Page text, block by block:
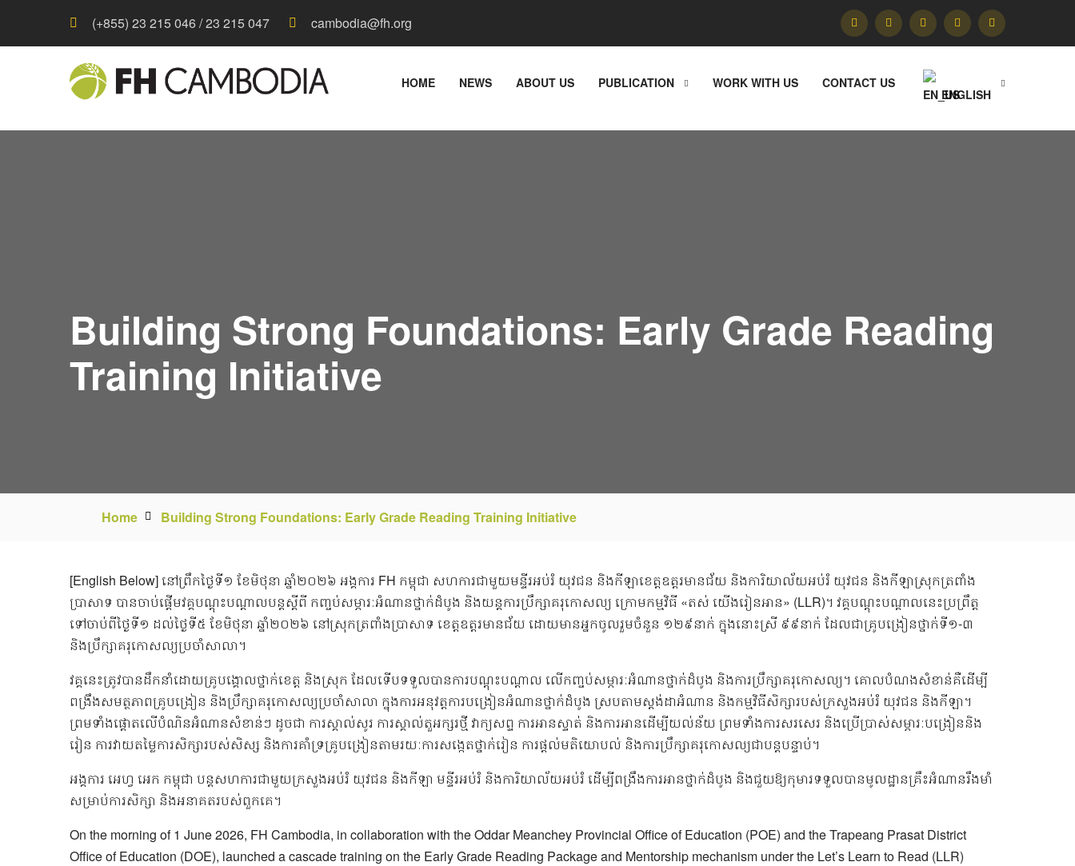
(+855) 23 215 046 / 23 215 047 cambodia@fh.org
HOME NEWS ABOUT US PUBLICATION WORK WITH US CONTACT US
ENGLISH
Building Strong Foundations: Early Grade Reading
Training Initiative
Home Building Strong Foundations: Early Grade Reading Training Initiative
[English Below] នៅព្រឹកថ្ងៃទី១ ខែមិថុនា ឆ្នាំ២០២៦ អង្គការ FH កម្ពុជា សហការជាមួយមន្ទីរអប់រំ យុវជន និងកីឡាខេត្តឧត្តរមានជ័យ និងការិយាល័យអប់រំ យុវជន និងកីឡាស្រុកត្រពាំង
ប្រាសាទ បានចាប់ផ្តើមវគ្គបណ្តុះបណ្តាលបន្តស្តីពី កញ្ចប់សម្ភារៈអំណានថ្នាក់ដំបូង និងយន្តការប្រឹក្សាគរុកោសល្យ ក្រោមកម្មវិធី «តស់ យើងរៀនអាន» (LLR)។ វគ្គបណ្តុះបណ្តាលនេះប្រព្រឹត្ត
ទៅចាប់ពីថ្ងៃទី១ ដល់ថ្ងៃទី៥ ខែមិថុនា ឆ្នាំ២០២៦ នៅស្រុកត្រពាំងប្រាសាទ ខេត្តឧត្តរមានជ័យ ដោយមានអ្នកចូលរួមចំនួន ១២៩នាក់ ក្នុងនោះស្រី ៩៩នាក់ ដែលជាគ្រូបង្រៀនថ្នាក់ទី១-៣
និងប្រឹក្សាគរុកោសល្យប្រចាំសាលា។
វគ្គនេះត្រូវបានដឹកនាំដោយគ្រូបង្គោលថ្នាក់ខេត្ត និងស្រុក ដែលទើបទទួលបានការបណ្តុះបណ្តាល លើកញ្ចប់សម្ភារៈអំណានថ្នាក់ដំបូង និងការប្រឹក្សាគរុកោសល្យ។ គោលបំណងសំខាន់គឺដើម្បី
ពង្រឹងសមត្ថភាពគ្រូបង្រៀន និងប្រឹក្សាគរុកោសល្យប្រចាំសាលា ក្នុងការអនុវត្តការបង្រៀនអំណានថ្នាក់ដំបូង ស្របតាមស្តង់ដាអំណាន និងកម្មវិធីសិក្សារបស់ក្រសួងអប់រំ យុវជន និងកីឡា។
ព្រមទាំងផ្តោតលើបំណិនអំណានសំខាន់ៗ ដូចជា ការស្គាល់សូរ ការស្គាល់តួអក្សរថ្មី វាក្យសព្ទ ការអានស្ទាត់ និងការអានដើម្បីយល់ន័យ ព្រមទាំងការសរសេរ និងប្រើប្រាស់សម្ភារៈបង្រៀននិង
រៀន ការវាយតម្លៃការសិក្សារបស់សិស្ស និងការគាំទ្រគ្រូបង្រៀនតាមរយៈការសង្កេតថ្នាក់រៀន ការផ្តល់មតិយោបល់ និងការប្រឹក្សាគរុកោសល្យជាបន្តបន្ទាប់។
អង្គការ អេហ្វ អេក កម្ពុជា បន្តសហការជាមួយក្រសួងអប់រំ យុវជន និងកីឡា មន្ទីរអប់រំ និងការិយាល័យអប់រំ ដើម្បីពង្រឹងការអានថ្នាក់ដំបូង និងជួយឱ្យកុមារទទួលបានមូលដ្ឋានគ្រឹះអំណានរឹងមាំ
សម្រាប់ការសិក្សា និងអនាគតរបស់ពួកគេ។
On the morning of 1 June 2026, FH Cambodia, in collaboration with the Oddar Meanchey Provincial Office of Education (POE) and the Trapeang Prasat District
Office of Education (DOE), launched a cascade training on the Early Grade Reading Package and Mentorship mechanism under the Let’s Learn to Read (LLR)